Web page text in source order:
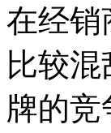
在经销
比较
牌的